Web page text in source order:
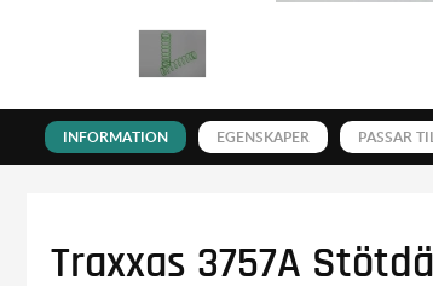
INFORMATION EGENSKAPER PASSAR
Traxxas 3757A